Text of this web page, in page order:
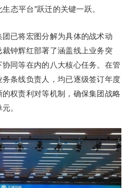
态平台”跃迁的关键一跃。
已将宏图分解为具体的战术动
钟辉红部署了涵盖线上业务突
同等在内的八大核心任务。在管
条线负责人，均已逐级签订年度
权责利对等机制，确保集团战略
。